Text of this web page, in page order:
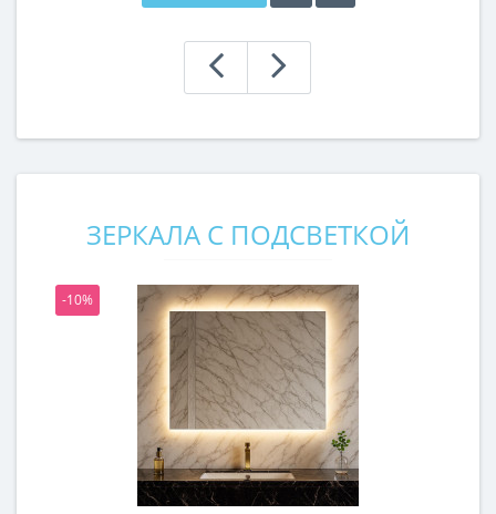
ЗЕРКАЛА С ПОДСВЕТКОЙ
-10%